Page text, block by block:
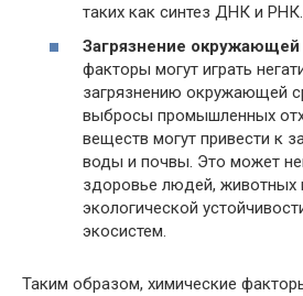
таких как синтез ДНК и РНК.
Загрязнение
факторы могут играть
загрязнению окружающей
выбросы промышленных
веществ могут привести к
воды и почвы. Это может
здоровье людей, животных
экологической
экосистем.
Таким образом, химические